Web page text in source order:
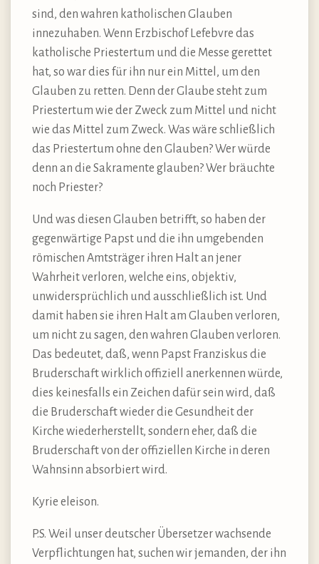
sind, den wahren katholischen Glauben
innezuhaben. Wenn Erzbischof Lefebvre das
katholische Priestertum und die Messe gerettet
hat, so war dies für ihn nur ein Mittel, um den
Glauben zu retten. Denn der Glaube steht zum
Priestertum wie der Zweck zum Mittel und nicht
wie das Mittel zum Zweck. Was wäre schließlich
das Priestertum ohne den Glauben? Wer würde
denn an die Sakramente glauben? Wer bräuchte
noch Priester?
Und was diesen Glauben betrifft, so haben der
gegenwärtige Papst und die ihn umgebenden
römischen Amtsträger ihren Halt an jener
Wahrheit verloren, welche eins, objektiv,
unwidersprüchlich und ausschließlich ist. Und
damit haben sie ihren Halt am Glauben verloren,
um nicht zu sagen, den wahren Glauben verloren.
Das bedeutet, daß, wenn Papst Franziskus die
Bruderschaft wirklich offiziell anerkennen würde,
dies keinesfalls ein Zeichen dafür sein wird, daß
die Bruderschaft wieder die Gesundheit der
Kirche wiederherstellt, sondern eher, daß die
Bruderschaft von der offiziellen Kirche in deren
Wahnsinn absorbiert wird.
Kyrie eleison.
P.S. Weil unser deutscher Übersetzer wachsende
Verpflichtungen hat, suchen wir jemanden, der ihn